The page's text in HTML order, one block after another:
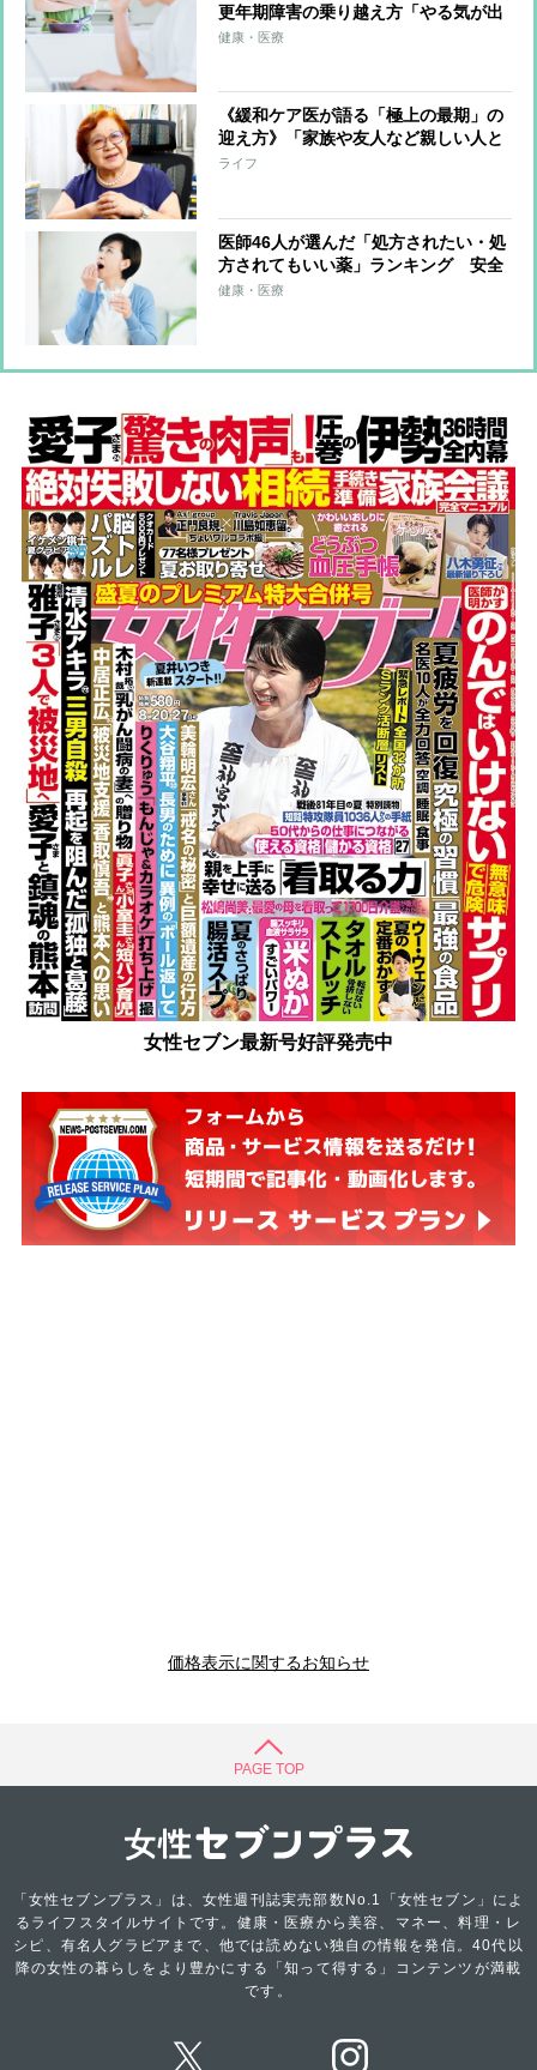
更年期障害の乗り越え方「やる気が出
ない」「体力が落ちた」「イライラす
健康・医療
《緩和ケア医が語る「極上の最期」の
迎え方》「家族や友人など親しい人と
人生会議を開いて、自分の意思をしっ
ライフ
医師46人が選んだ「処方されたい・処
方されてもいい薬」ランキング 安全
性の高さが評価された「アセトアミノ
健康・医療
女性セブン最新号好評発売中
価格表示に関するお知らせ
PAGE TOP
「女性セブンプラス」は、女性週刊誌実売部数No.1「女性セブン」によ
るライフスタイルサイトです。健康・医療から美容、マネー、料理・レ
シピ、有名人グラビアまで、他では読めない独自の情報を発信。40代以
降の女性の暮らしをより豊かにする「知って得する」コンテンツが満載
です。